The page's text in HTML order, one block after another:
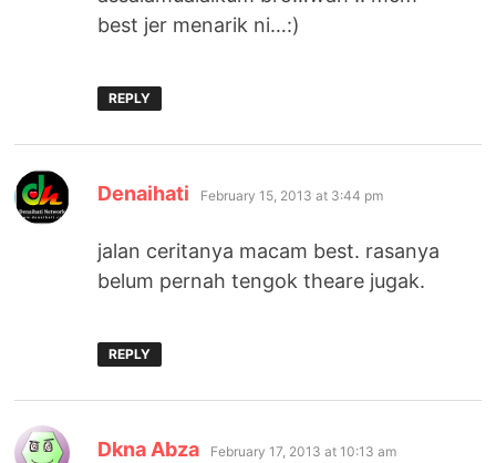
best jer menarik ni…:)
REPLY
Denaihati says:
February 15, 2013 at 3:44 pm
jalan ceritanya macam best. rasanya
belum pernah tengok theare jugak.
REPLY
Dkna Abza says:
February 17, 2013 at 10:13 am